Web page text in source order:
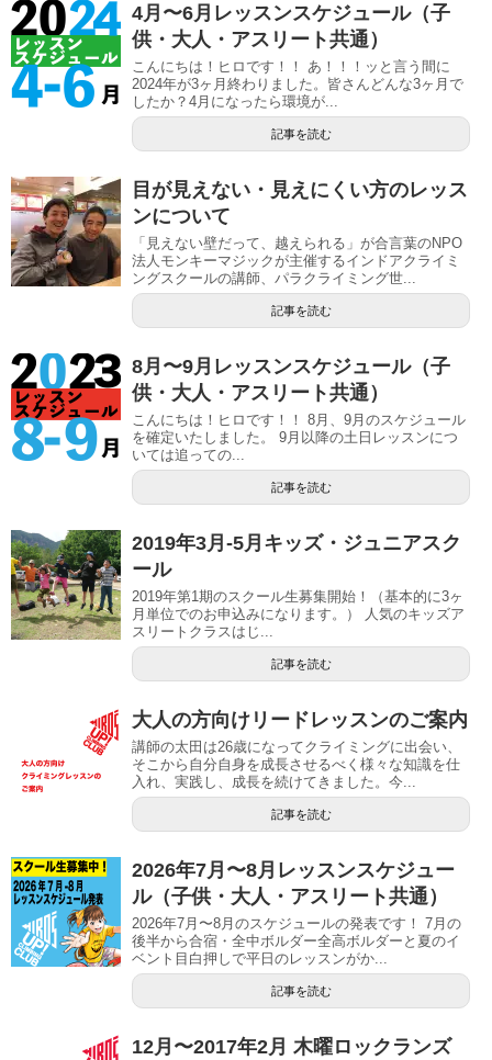
4月〜6月レッスンスケジュール（子
供・大人・アスリート共通）
こんにちは！ヒロです！！ あ！！！ッと言う間に
2024年が3ヶ月終わりました。皆さんどんな3ヶ月で
したか？4月になったら環境が...
記事を読む
目が見えない・見えにくい方のレッス
ンについて
「見えない壁だって、越えられる」が合言葉のNPO
法人モンキーマジックが主催するインドアクライミ
ングスクールの講師、パラクライミング世...
記事を読む
8月〜9月レッスンスケジュール（子
供・大人・アスリート共通）
こんにちは！ヒロです！！ 8月、9月のスケジュール
を確定いたしました。 9月以降の土日レッスンにつ
いては追っての...
記事を読む
2019年3月-5月キッズ・ジュニアスク
ール
2019年第1期のスクール生募集開始！（基本的に3ヶ
月単位でのお申込みになります。） 人気のキッズア
スリートクラスはじ...
記事を読む
大人の方向けリードレッスンのご案内
講師の太田は26歳になってクライミングに出会い、
そこから自分自身を成長させるべく様々な知識を仕
入れ、実践し、成長を続けてきました。今...
記事を読む
2026年7月〜8月レッスンスケジュー
ル（子供・大人・アスリート共通）
2026年7月〜8月のスケジュールの発表です！ 7月の
後半から合宿・全中ボルダー全高ボルダーと夏のイ
ベント目白押しで平日のレッスンがか...
記事を読む
12月〜2017年2月 木曜ロックランズ